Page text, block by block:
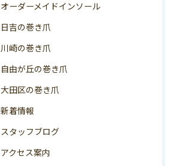
オーダーメイドインソール
日吉の巻き爪
川崎の巻き爪
自由が丘の巻き爪
大田区の巻き爪
新着情報
スタッフブログ
アクセス案内